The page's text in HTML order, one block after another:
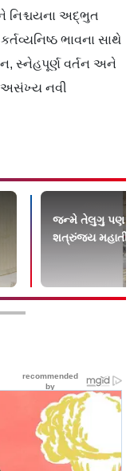
નિશ્ચયના અદ્ભુત
ભાવના સાથે
સ્નેહપૂર્ણ વર્તન અને
અસંખ્ય નવી
જન્મે તેલુગુ પણ
શત્રુંજય